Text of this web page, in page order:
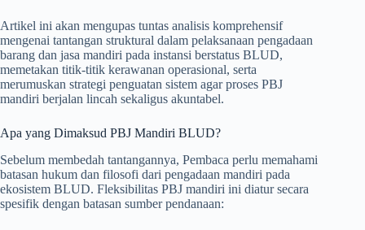
Artikel ini akan mengupas tuntas analisis komprehensif
mengenai tantangan struktural dalam pelaksanaan pengadaan
barang dan jasa mandiri pada instansi berstatus BLUD,
memetakan titik-titik kerawanan operasional, serta
merumuskan strategi penguatan sistem agar proses PBJ
mandiri berjalan lincah sekaligus akuntabel.
Apa yang Dimaksud PBJ Mandiri BLUD?
Sebelum membedah tantangannya, Pembaca perlu memahami
batasan hukum dan filosofi dari pengadaan mandiri pada
ekosistem BLUD. Fleksibilitas PBJ mandiri ini diatur secara
spesifik dengan batasan sumber pendanaan: